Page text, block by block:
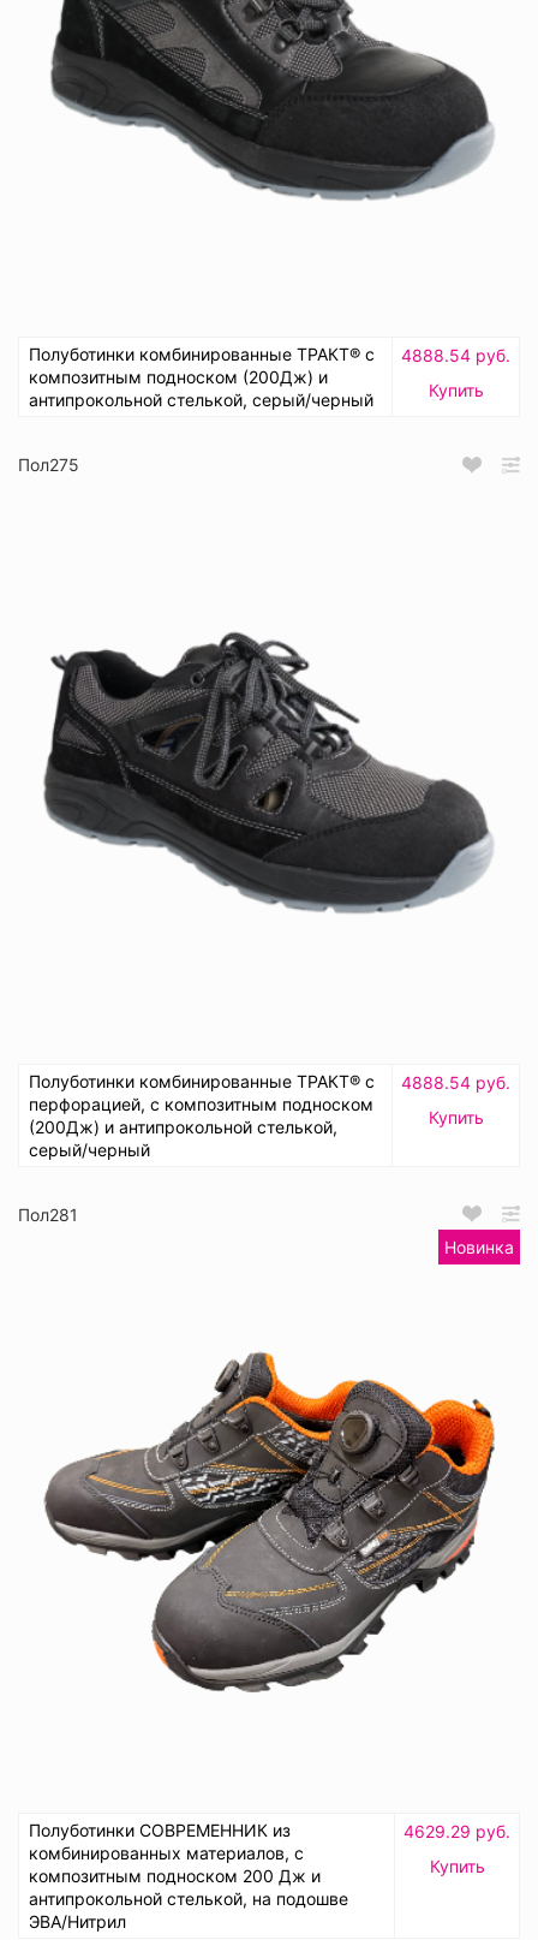
Полуботинки комбинированные ТРАКТ® с
композитным подноском (200Дж) и
антипрокольной стелькой, серый/черный
4888.54 руб.
Купить
Пол275
Полуботинки комбинированные ТРАКТ® с
перфорацией, с композитным подноском
(200Дж) и антипрокольной стелькой,
серый/черный
4888.54 руб.
Купить
Пол281
Новинка
Полуботинки СОВРЕМЕННИК из
комбинированных материалов, с
композитным подноском 200 Дж и
антипрокольной стелькой, на подошве
ЭВА/Нитрил
4629.29 руб.
Купить